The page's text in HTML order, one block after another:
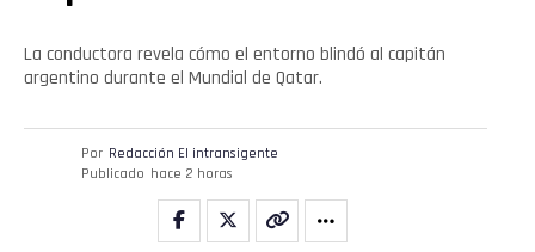
La conductora revela cómo el entorno blindó al capitán
argentino durante el Mundial de Qatar.
Por Redacción El intransigente
Publicado hace 2 horas